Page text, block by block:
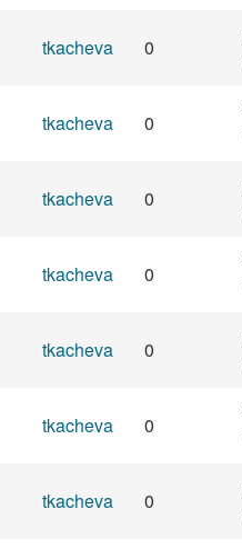
tkacheva 0
tkacheva 0
tkacheva 0
tkacheva 0
tkacheva 0
tkacheva 0
tkacheva 0